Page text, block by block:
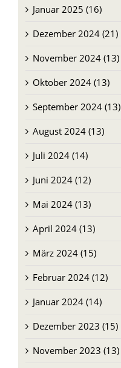
Januar 2025 (16)
Dezember 2024 (21)
November 2024 (13)
Oktober 2024 (13)
September 2024 (13)
August 2024 (13)
Juli 2024 (14)
Juni 2024 (12)
Mai 2024 (13)
April 2024 (13)
März 2024 (15)
Februar 2024 (12)
Januar 2024 (14)
Dezember 2023 (15)
November 2023 (13)